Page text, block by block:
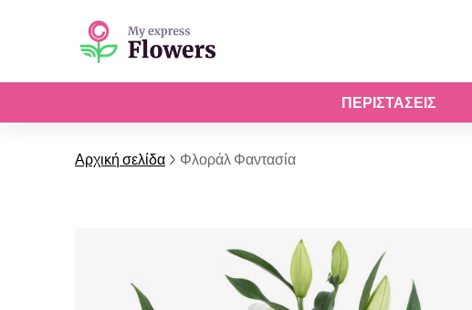
ΠΕΡΙΣΤΆΣΕΙΣ
Αρχική σελίδα Φλοράλ Φαντασία